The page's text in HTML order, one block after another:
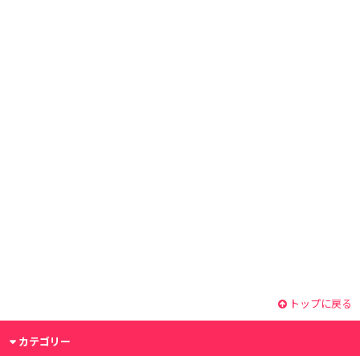
トップに戻る
カテゴリー